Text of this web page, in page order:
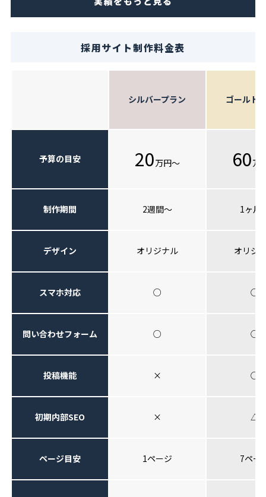
採用サイト制作料金表
シルバープラン ゴールド
予算の目安 20万円〜 60万
制作期間 2週間〜 1ヶ月
デザイン オリジナル オリジ
スマホ対応 ○ ○
問い合わせフォーム ○ ○
投稿機能 × ○
初期内部SEO × △
ページ目安 1ページ 7ペー